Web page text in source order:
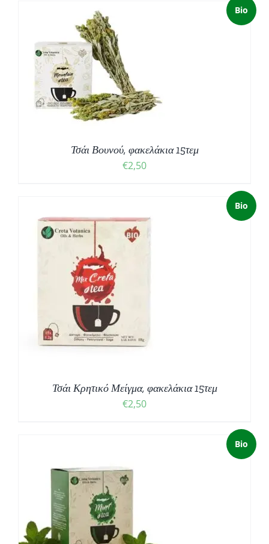
Bio
Τσάι Βουνού, φακελάκια 15τεμ
€2,50
Bio
Τσάι Κρητικό Μείγμα, φακελάκια 15τεμ
€2,50
Bio